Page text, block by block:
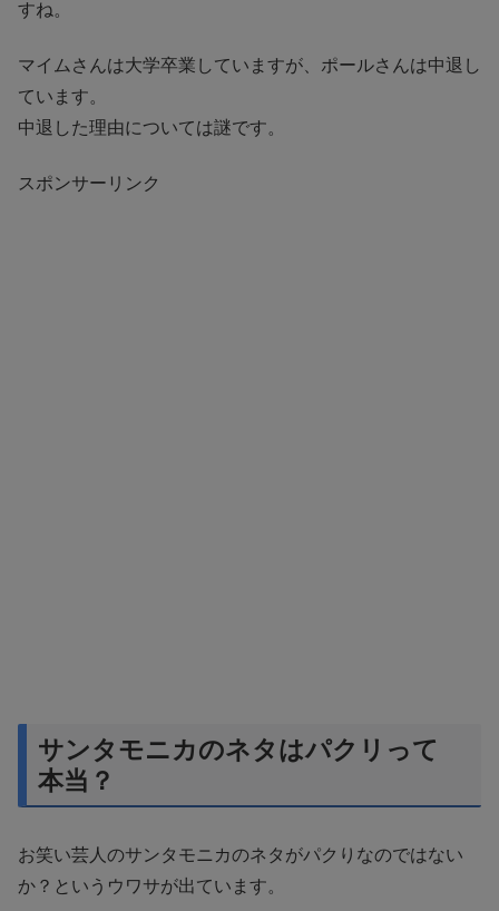
すね。
マイムさんは大学卒業していますが、ポールさんは中退し
ています。
中退した理由については謎です。
スポンサーリンク
サンタモニカのネタはパクリって
本当？
お笑い芸人のサンタモニカのネタがパクりなのではない
か？というウワサが出ています。